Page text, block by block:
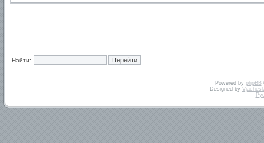
Найти:
Powered by phpBB
Designed by